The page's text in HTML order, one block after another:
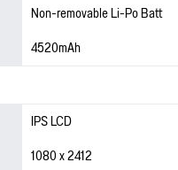
Non-removable Li-Po Batt
4520mAh
IPS LCD
1080 x 2412